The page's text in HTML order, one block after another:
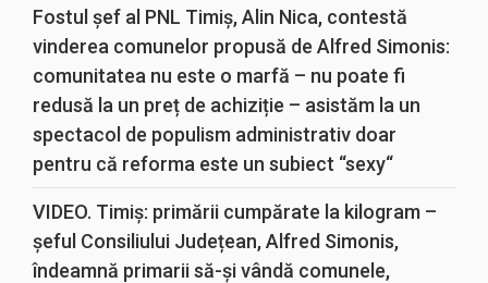
Fostul șef al PNL Timiș, Alin Nica, contestă
vinderea comunelor propusă de Alfred Simonis:
comunitatea nu este o marfă – nu poate fi
redusă la un preț de achiziție – asistăm la un
spectacol de populism administrativ doar
pentru că reforma este un subiect “sexy“
VIDEO. Timiș: primării cumpărate la kilogram –
șeful Consiliului Județean, Alfred Simonis,
îndeamnă primarii să-și vândă comunele,